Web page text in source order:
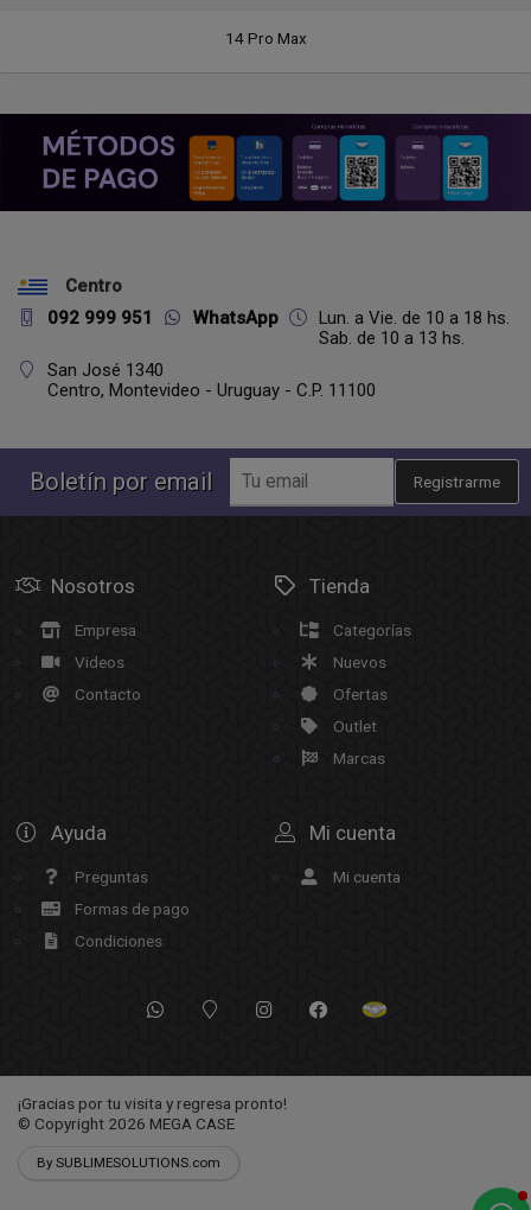
14 Pro Max
Centro
092 999 951
WhatsApp
Lun. a Vie. de 10 a 18 hs.
Sab. de 10 a 13 hs.
San José 1340
Centro, Montevideo - Uruguay - C.P. 11100
Boletín por email Registrarme
Nosotros
Empresa
Videos
Contacto
Tienda
Categorías
Nuevos
Ofertas
Outlet
Marcas
Ayuda
Preguntas
Formas de pago
Condiciones
Mi cuenta
Mi cuenta
¡Gracias por tu visita y regresa pronto!
© Copyright 2026 MEGA CASE
By SUBLIMESOLUTIONS.com